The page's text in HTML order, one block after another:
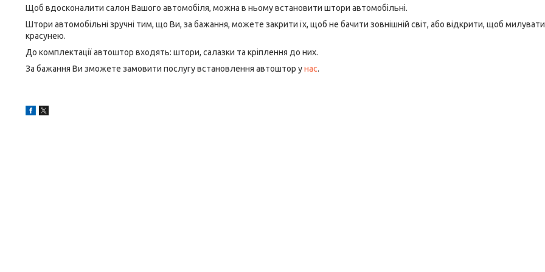
Щоб вдосконалити салон Вашого автомобіля, можна в ньому встановити штори автомобільні.
Штори автомобільні зручні тим, що Ви, за бажання, можете закрити їх, щоб не бачити зовнішній світ, або відкрити, щоб
красунею.
До комплектації автоштор входять: штори, салазки та кріплення до них.
За бажання Ви зможете замовити послугу встановлення автоштор унас.